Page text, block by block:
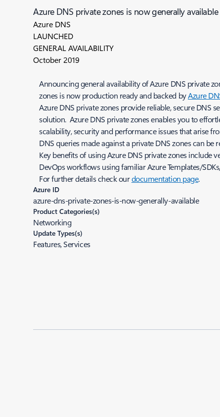
Azure DNS private zones is now generally available
Azure DNS
LAUNCHED
GENERAL AVAILABILITY
October 2019
Announcing general availability of Azure DNS private
zones is now production ready and backed byAzure
Azure DNS private zones provide reliable, secure DNS
solution. Azure DNS private zones enables you to
scalability, security and performance issues that arise
DNS queries made against a private DNS zones can
Key benefits of using Azure DNS private zones include
DevOps workflows using familiar Azure Templates/
For further details check ourdocumentation page.
Azure ID
azure-dns-private-zones-is-now-generally-available
Product Categories(s)
Networking
Update Types(s)
Features, Services